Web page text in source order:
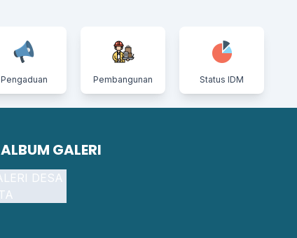
Pengaduan Pembangunan Status IDM
ALBUM GALERI